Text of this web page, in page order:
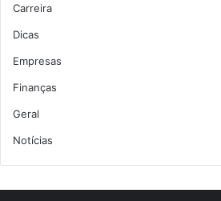
Carreira
Dicas
Empresas
Finanças
Geral
Notícias